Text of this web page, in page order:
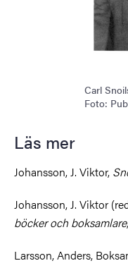
Carl
Foto:
Läs mer
Johansson, J. Viktor,
Johansson, J. Viktor
böcker och boksamlare
Larsson, Anders,